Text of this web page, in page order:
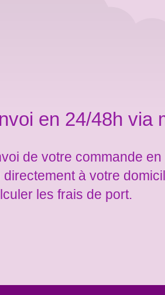
en 24/48h via
de votre commande
directement à votre
les frais de port.